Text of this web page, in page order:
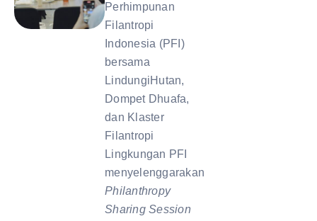
Perhimpunan
Filantropi
Indonesia (PFI)
bersama
LindungiHutan,
Dompet Dhuafa,
dan Klaster
Filantropi
Lingkungan PFI
menyelenggarakan
Philanthropy
Sharing Session